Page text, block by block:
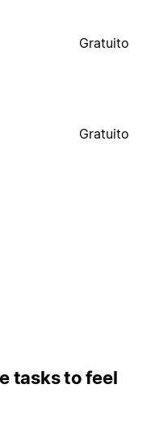
Gratuito
Gratuito
tasks to feel